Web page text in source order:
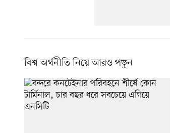
বিশ্ব অর্থনীতি নিয়ে আরও পড়ুন